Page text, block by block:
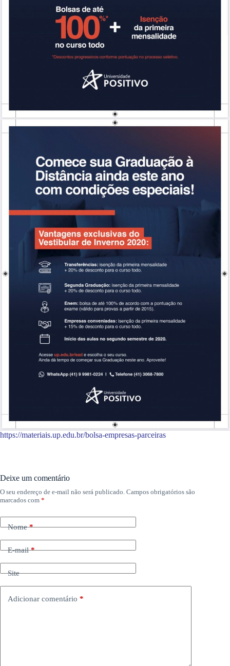
https://materiais.up.edu.br/bolsa-empresas-parceiras
Deixe um comentário
O seu endereço de e-mail não será publicado. Campos obrigatórios são
marcados com *
Nome*
E-mail*
Site
Adicionar comentário *